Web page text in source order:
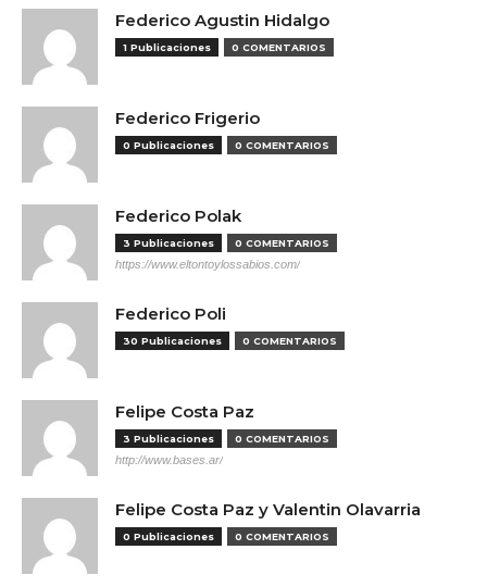
Federico Agustin Hidalgo
1 Publicaciones 0 COMENTARIOS
Federico Frigerio
0 Publicaciones 0 COMENTARIOS
Federico Polak
3 Publicaciones 0 COMENTARIOS
https://www.eltontoylossabios.com/
Federico Poli
30 Publicaciones 0 COMENTARIOS
Felipe Costa Paz
3 Publicaciones 0 COMENTARIOS
http://www.bases.ar/
Felipe Costa Paz y Valentin Olavarria
0 Publicaciones 0 COMENTARIOS